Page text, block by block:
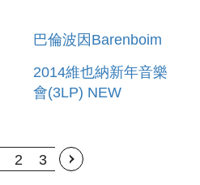
巴倫波因Barenboim
2014維也納新年音樂
會(3LP) NEW
2 3